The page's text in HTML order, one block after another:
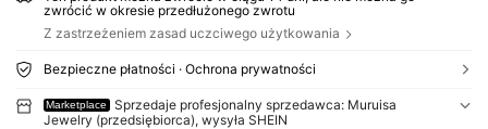
zwrócić w okresie przedłużonego zwrotu
Z zastrzeżeniem zasad uczciwego użytkowania
Bezpieczne płatności · Ochrona prywatności
Marketplace
Sprzedaje profesjonalny sprzedawca: Muruisa
Jewelry (przedsiębiorca), wysyła SHEIN